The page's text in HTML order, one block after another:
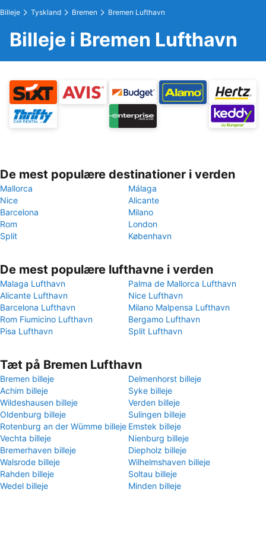
Billeje Tyskland Bremen Bremen Lufthavn
Billeje i Bremen Lufthavn
De mest populære destinationer i verden
Mallorca
Málaga
Nice
Alicante
Barcelona
Milano
Rom
London
Split
København
De mest populære lufthavne i verden
Malaga Lufthavn
Palma de Mallorca Lufthavn
Alicante Lufthavn
Nice Lufthavn
Barcelona Lufthavn
Milano Malpensa Lufthavn
Rom Fiumicino Lufthavn
Bergamo Lufthavn
Pisa Lufthavn
Split Lufthavn
Tæt på Bremen Lufthavn
Bremen billeje
Delmenhorst billeje
Achim billeje
Syke billeje
Wildeshausen billeje
Verden billeje
Oldenburg billeje
Sulingen billeje
Rotenburg an der Wümme billeje Emstek billeje
Vechta billeje
Nienburg billeje
Bremerhaven billeje
Diepholz billeje
Walsrode billeje
Wilhelmshaven billeje
Rahden billeje
Soltau billeje
Wedel billeje
Minden billeje